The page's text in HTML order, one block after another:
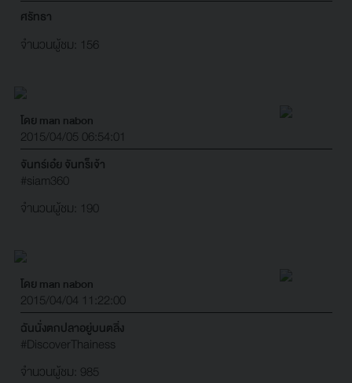
ศรัทธา
จำนวนผู้ชม: 156
โดย man nabon
2015/04/05 06:54:01
จันทร์เอ๋ย จันทร็เจ้า
#siam360
จำนวนผู้ชม: 190
โดย man nabon
2015/04/04 11:22:00
ฉันนั่งตกปลาอยู่บนตลิ่ง
#DiscoverThainess
จำนวนผู้ชม: 985